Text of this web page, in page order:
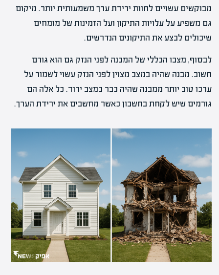
מבוקשים עשויים לחוות ירידת ערך משמעותית יותר. מיקום
גם משפיע על עלויות התיקון ועל הזמינות של מומחים
שיכולים לבצע את התיקונים הנדרשים.
לבסוף, מצבו הכללי של המבנה לפני הנזק גם הוא גורם
חשוב. מבנה שהיה במצב מצוין לפני הנזק עשוי לשמור על
ערכו טוב יותר ממבנה שהיה כבר במצב ירוד. כל אלה הם
גורמים שיש לקחת בחשבון כאשר מחשבים את ירידת הערך.